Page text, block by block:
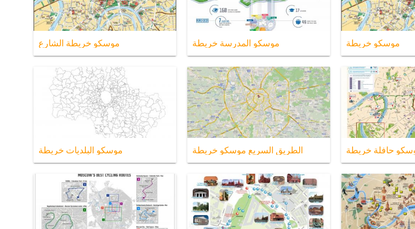
موسكو خريطة الشارع موسكو المدرسة خريطة موسكو خريطة
موسكو البلديات خريطة الطريق السريع موسكو خريطة حافلة خريطة